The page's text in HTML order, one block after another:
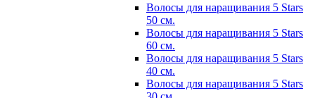
Волосы для наращивания 5 Stars
50 см.
Волосы для наращивания 5 Stars
60 см.
Волосы для наращивания 5 Stars
40 см.
Волосы для наращивания 5 Stars